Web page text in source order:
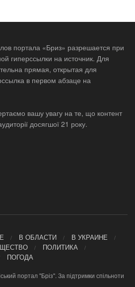
портала «Бриз» разрешается при
гиперссылки на источник. Для
прямая, открытая для
в первом абзаце на
вашу увагу на те, що контент
досягшої 21 року.
В ОБЛАСТИ
В УКРАИНЕ
ПОЛИТИКА
ПОГОДА
портал "Бріз". За підтримки спільноти